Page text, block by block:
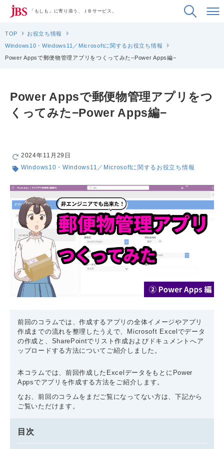
「もしも」に寄り添う、ＪＢサービス。
TOP
お役立ち情報
Windows10・Windows11／Microsoftに関するお役立ち情報
Power Appsで郵便物管理アプリをつくってみた−Power Apps編−
Power Appsで郵便物管理アプリをつ
くってみた−Power Apps編−
2024年11月29日
Windows10・Windows11／Microsoftに関するお役立ち情報
前回のコラムでは、作成するアプリの全体イメージやアプリ
作成までの流れを整理したうえで、Microsoft Excelでデータ
の作成と、SharePointでリスト作成およびドキュメントへア
ップロードする方法についてご紹介しました。
本コラムでは、前回作成したExcelデータをもとにPower
Appsでアプリを作成する方法をご紹介します。
なお、前回のコラムをまだご覧になってない方は、下記から
ご覧いただけます。
目次